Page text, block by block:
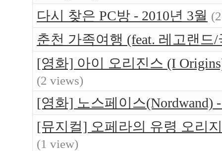
다시 찾은 PC방 - 2010년 3월
춘천 가족여행 (feat. 레고랜드
[영화] 아이 오리진스 (I
(2 views)
[영화] 노스페이스(Nordwand)
[뮤지컬] 오페라의 유령 오리지
(1 view)